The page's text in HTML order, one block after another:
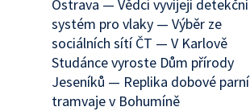
Ostrava — Vědci vyvíjejí detekční
systém pro vlaky — Výběr ze
sociálních sítí ČT — V Karlově
Studánce vyroste Dům přírody
Jeseníků — Replika dobové parní
tramvaje v Bohumíně